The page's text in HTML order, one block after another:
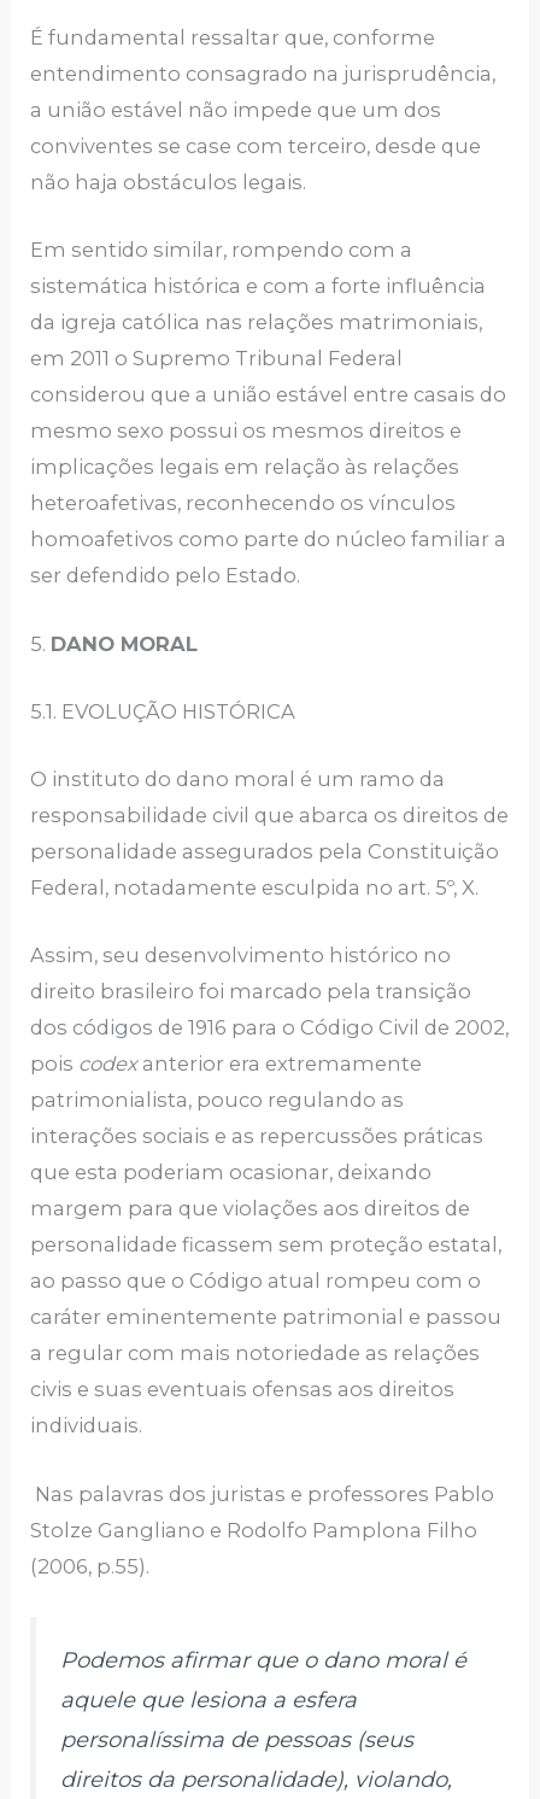
É fundamental ressaltar que, conforme
entendimento consagrado na jurisprudência,
a união estável não impede que um dos
conviventes se case com terceiro, desde que
não haja obstáculos legais.
Em sentido similar, rompendo com a
sistemática histórica e com a forte influência
da igreja católica nas relações matrimoniais,
em 2011 o Supremo Tribunal Federal
considerou que a união estável entre casais do
mesmo sexo possui os mesmos direitos e
implicações legais em relação às relações
heteroafetivas, reconhecendo os vínculos
homoafetivos como parte do núcleo familiar a
ser defendido pelo Estado.
5. DANO MORAL
5.1. EVOLUÇÃO HISTÓRICA
O instituto do dano moral é um ramo da
responsabilidade civil que abarca os direitos de
personalidade assegurados pela Constituição
Federal, notadamente esculpida no art. 5º, X.
Assim, seu desenvolvimento histórico no
direito brasileiro foi marcado pela transição
dos códigos de 1916 para o Código Civil de 2002,
pois codex anterior era extremamente
patrimonialista, pouco regulando as
interações sociais e as repercussões práticas
que esta poderiam ocasionar, deixando
margem para que violações aos direitos de
personalidade ficassem sem proteção estatal,
ao passo que o Código atual rompeu com o
caráter eminentemente patrimonial e passou
a regular com mais notoriedade as relações
civis e suas eventuais ofensas aos direitos
individuais.
Nas palavras dos juristas e professores Pablo
Stolze Gangliano e Rodolfo Pamplona Filho
(2006, p.55).
Podemos afirmar que o dano moral é
aquele que lesiona a esfera
personalíssima de pessoas (seus
direitos da personalidade), violando,